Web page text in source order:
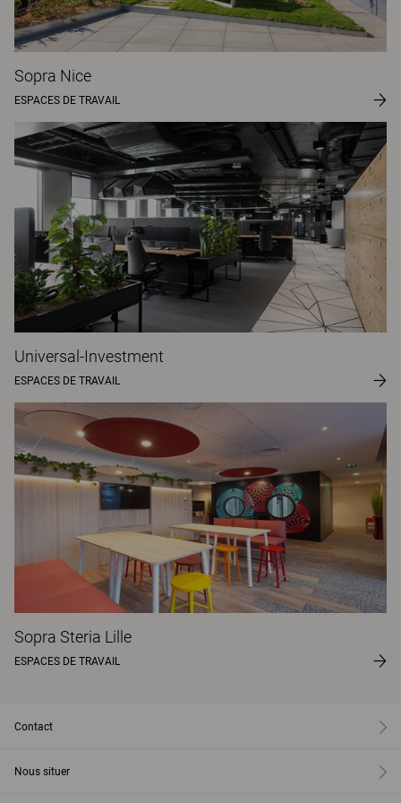
Sopra Nice
ESPACES DE TRAVAIL
Universal-Investment
ESPACES DE TRAVAIL
Sopra Steria Lille
ESPACES DE TRAVAIL
Contact
Nous situer